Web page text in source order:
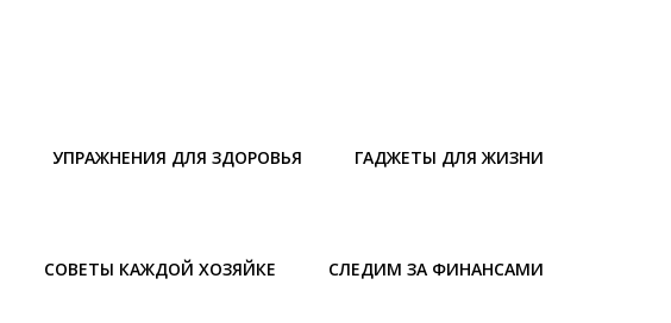
УПРАЖНЕНИЯ ДЛЯ ЗДОРОВЬЯ ГАДЖЕТЫ ДЛЯ ЖИЗНИ
СОВЕТЫ КАЖДОЙ ХОЗЯЙКЕ СЛЕДИМ ЗА ФИНАНСАМИ